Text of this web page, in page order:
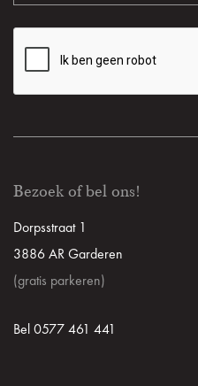
Bezoek of bel ons!
Dorpsstraat 1
3886 AR Garderen
(gratis parkeren)
Bel 0577 461 441